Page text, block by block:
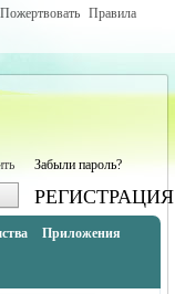
Пожертвовать Правила
Забыли пароль?
РЕГИСТРАЦИЯ
Приложения